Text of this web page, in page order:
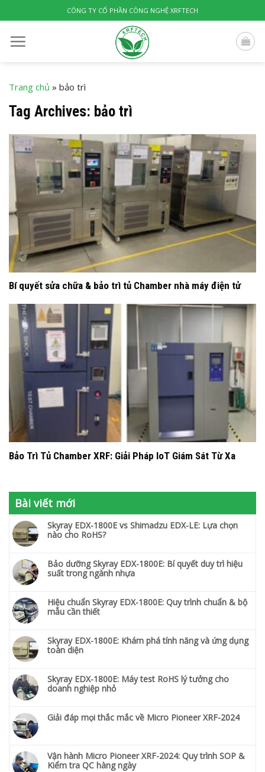
to
content
CÔNG TY CỔ PHẦN CÔNG NGHỆ XRFTECH
Trang chủ » bảo trì
Tag Archives: bảo trì
Bí quyết sửa chữa & bảo trì tủ Chamber nhà máy điện tử
Bảo Trì Tủ Chamber XRF: Giải Pháp IoT Giám Sát Từ Xa
Bài viết mới
Skyray EDX-1800E vs Shimadzu EDX-LE: Lựa chọn
nào cho RoHS?
Bảo dưỡng Skyray EDX-1800E: Bí quyết duy trì hiệu
suất trong ngành nhựa
Hiệu chuẩn Skyray EDX-1800E: Quy trình chuẩn & bộ
mẫu cần thiết
Skyray EDX-1800E: Khám phá tính năng và ứng dụng
toàn diện
Skyray EDX-1800E: Máy test RoHS lý tưởng cho
doanh nghiệp nhỏ
Giải đáp mọi thắc mắc về Micro Pioneer XRF-2024
Vận hành Micro Pioneer XRF-2024: Quy trình SOP &
Kiểm tra QC hàng ngày